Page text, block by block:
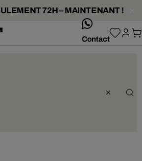
72H – MAINTENANT !
Contact